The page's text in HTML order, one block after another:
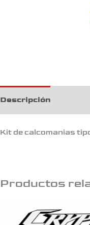
Descripción
Kit de calcomanias
Productos